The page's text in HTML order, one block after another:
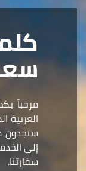
مرحباً
العربية
ستجدون
إلى
سفارتنا.